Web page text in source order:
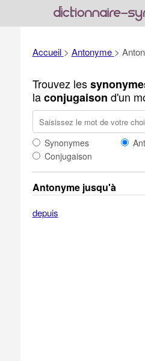
Accueil > Antonyme >
Trouvez les
laconjugaison d'un
Synonymes
Conjugaison
Antonyme jusqu'à
depuis